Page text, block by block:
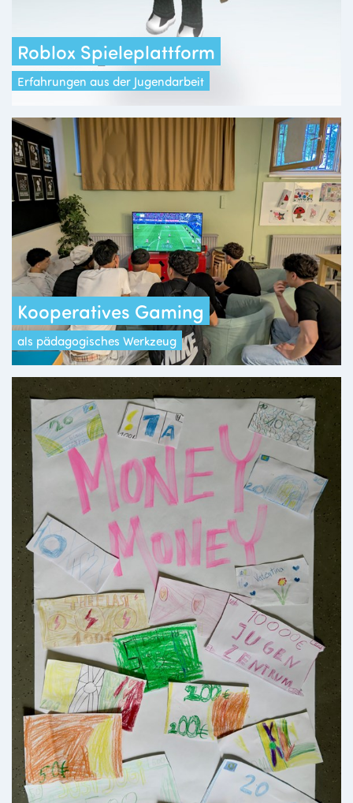
Roblox Spieleplattform
Erfahrungen aus der Jugendarbeit
Kooperatives Gaming
als pädagogisches Werkzeug